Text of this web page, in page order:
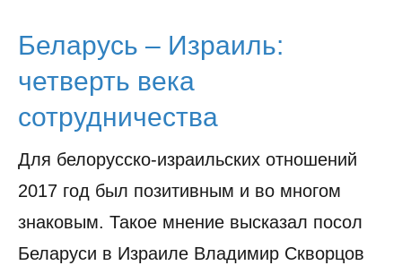
Беларусь – Израиль:
четверть века
сотрудничества
Для белорусско-израильских отношений
2017 год был позитивным и во многом
знаковым. Такое мнение высказал посол
Беларуси в Израиле Владимир Скворцов